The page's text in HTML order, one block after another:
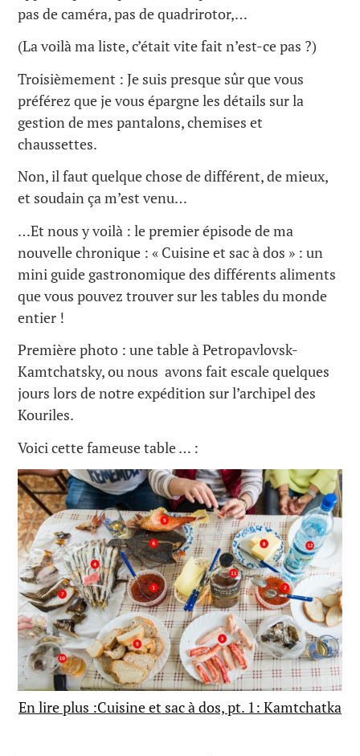
pas de caméra, pas de quadrirotor,…
(La voilà ma liste, c’était vite fait n’est-ce pas ?)
Troisièmement : Je suis presque sûr que vous
préférez que je vous épargne les détails sur la
gestion de mes pantalons, chemises et
chaussettes.
Non, il faut quelque chose de différent, de mieux,
et soudain ça m’est venu…
…Et nous y voilà : le premier épisode de ma
nouvelle chronique : « Cuisine et sac à dos » : un
mini guide gastronomique des différents aliments
que vous pouvez trouver sur les tables du monde
entier !
Première photo : une table à Petropavlovsk-
Kamtchatsky, ou nous avons fait escale quelques
jours lors de notre expédition sur l’archipel des
Kouriles.
Voici cette fameuse table … :
En lire plus :Cuisine et sac à dos, pt. 1: Kamtchatka